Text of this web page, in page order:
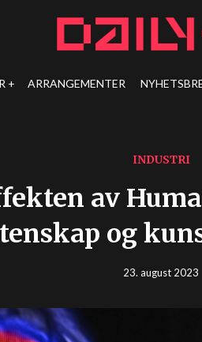
ARRANGEMENTER
INDUSTRI
av
og
23. august 2023